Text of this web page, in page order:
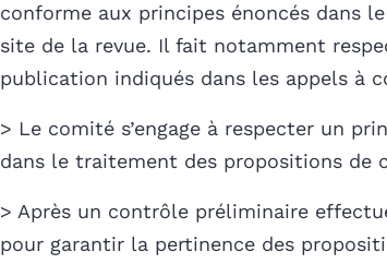
conforme aux principes énoncés dans
site de la revue. Il fait notamment
publication indiqués dans les appels à
> Le comité s’engage à respecter un
dans le traitement des propositions de
> Après un contrôle préliminaire
pour garantir la pertinence des